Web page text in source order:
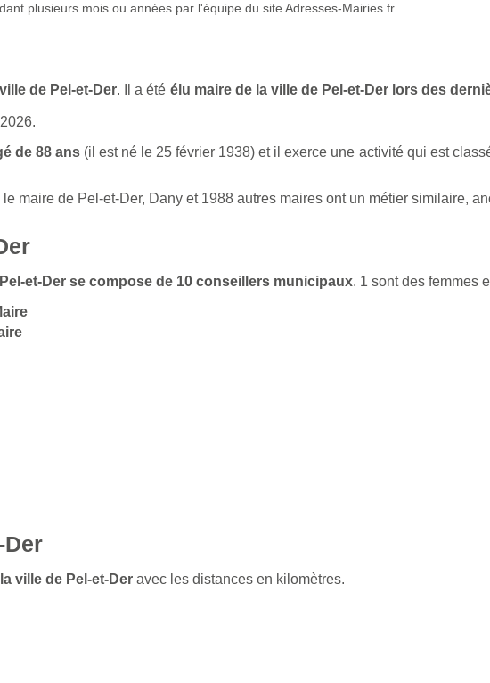
plusieurs mois ou années par l'équipe du site Adresses-Mairies.fr.
de Pel-et-Der. Il a été élu maire de la ville de Pel-et-Der lors des
de 88 ans(il est né le 25 février 1938) et il exerce une activité qui est
maire de Pel-et-Der, Dany et 1988 autres maires ont un métier similaire,
et-Der se compose de 10 conseillers municipaux. 1 sont des femmes
ville de Pel-et-Der avec les distances en kilomètres.